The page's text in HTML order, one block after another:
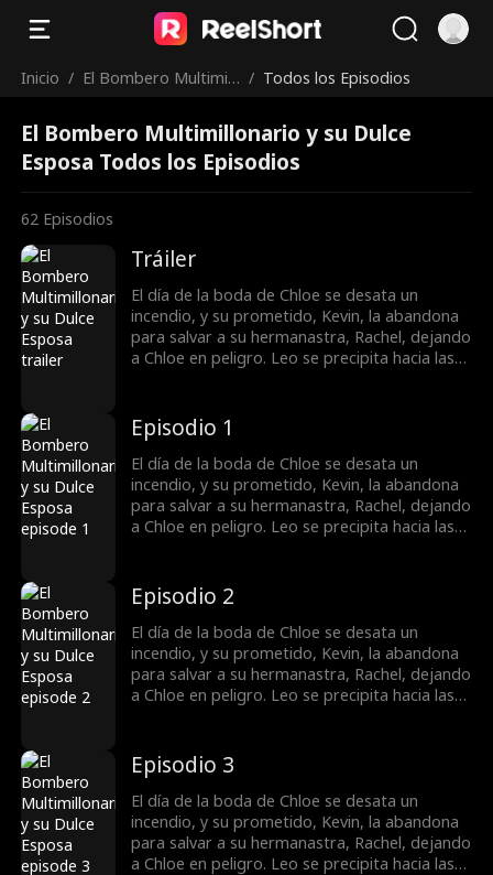
Inicio / El Bombero Multimill
osa
/ Todos los Episodios
El Bombero Multimillonario y su Dulce
Esposa Todos los Episodios
62 Episodios
Tráiler
El día de la boda de Chloe se desata un
incendio, y su prometido, Kevin, la abandona
para salvar a su hermanastra, Rachel, dejando
a Chloe en peligro. Leo se precipita hacia las
impulsiva con Leo sin ser consciente de que,
en realidad, es un CEO billonario. A medida
que pasa el tiempo, Leo empieza a
enamorarse de Chloe hasta quedar
completamente dedicado a ella.
Episodio 1
El día de la boda de Chloe se desata un
incendio, y su prometido, Kevin, la abandona
para salvar a su hermanastra, Rachel, dejando
a Chloe en peligro. Leo se precipita hacia las
impulsiva con Leo sin ser consciente de que,
en realidad, es un CEO billonario. A medida
que pasa el tiempo, Leo empieza a
enamorarse de Chloe hasta quedar
completamente dedicado a ella.
Episodio 2
El día de la boda de Chloe se desata un
incendio, y su prometido, Kevin, la abandona
para salvar a su hermanastra, Rachel, dejando
a Chloe en peligro. Leo se precipita hacia las
impulsiva con Leo sin ser consciente de que,
en realidad, es un CEO billonario. A medida
que pasa el tiempo, Leo empieza a
enamorarse de Chloe hasta quedar
completamente dedicado a ella.
Episodio 3
El día de la boda de Chloe se desata un
incendio, y su prometido, Kevin, la abandona
para salvar a su hermanastra, Rachel, dejando
a Chloe en peligro. Leo se precipita hacia las